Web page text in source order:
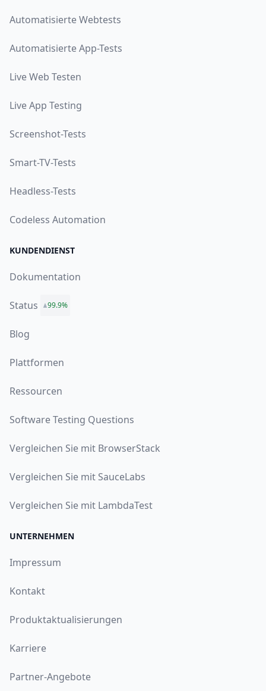
Automatisierte Webtests
Automatisierte App-Tests
Live Web Testen
Live App Testing
Screenshot-Tests
Smart-TV-Tests
Headless-Tests
Codeless Automation
KUNDENDIENST
Dokumentation
Status 99.9%
Blog
Plattformen
Ressourcen
Software Testing Questions
Vergleichen Sie mit BrowserStack
Vergleichen Sie mit SauceLabs
Vergleichen Sie mit LambdaTest
UNTERNEHMEN
Impressum
Kontakt
Produktaktualisierungen
Karriere
Partner-Angebote